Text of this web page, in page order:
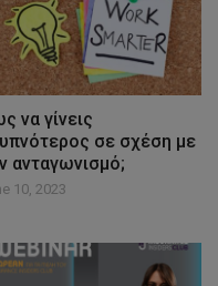
να γίνεις
σε σχέση με
ανταγωνισμό;
10, 2023